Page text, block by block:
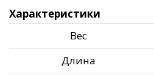
Характеристики
Вес
Длина